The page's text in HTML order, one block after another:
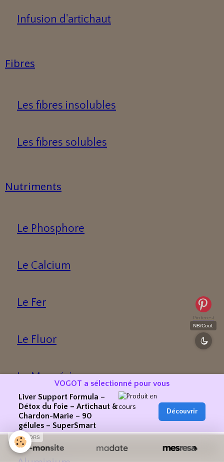
Infusion d'artichaut
Fibres
Les fibres insolubles
Les fibres solubles
Nutriments
Le Phosphore
Le Calcium
Le Fer
Le Fluor
Le Magnésium
Oligoéléments
Pinterest
NB/Coul.
VOGOT a sélectionné pour vous
Liver Support Formula –
Détox du Foie – Artichaut &
Chardon-Marie – 90
gélules – SuperSmart
Découvrir
SPONSORS